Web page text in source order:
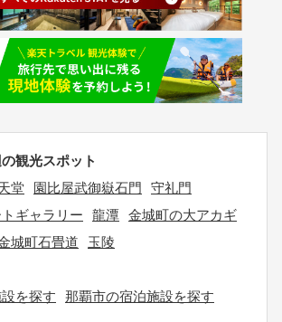
観光スポット
堂 園比屋武御嶽石門
守礼門
ギャラリー
龍潭 金城町の大アカギ
城町石畳道
玉陵
を探す
那覇市の宿泊施設を探す